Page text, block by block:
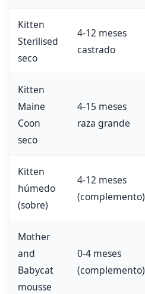
Kitten
Sterilised
seco
4-12 meses
castrado
Kitten
Maine
Coon
seco
4-15 meses
raza grande
Kitten
húmedo
(sobre)
4-12 meses
(complemento)
Mother
and
Babycat
mousse
0-4 meses
(complemento)